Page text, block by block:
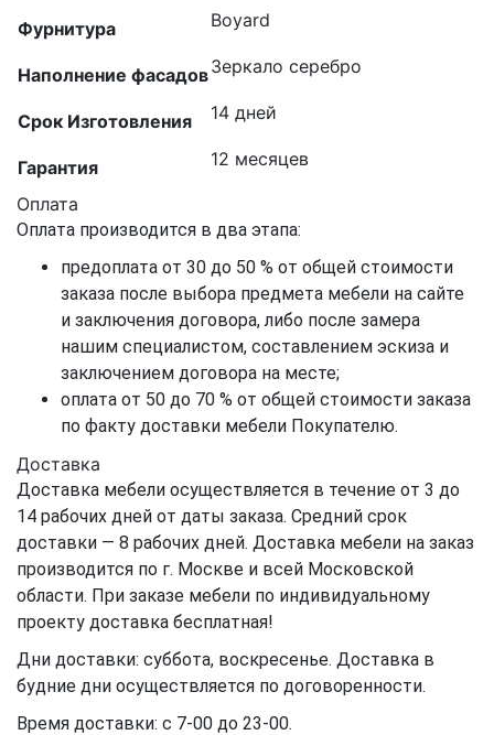
Фурнитура Boyard
Наполнение фасадовЗеркало серебро
Срок Изготовления 14 дней
Гарантия 12 месяцев
Оплата
Оплата производится в два этапа:
предоплата от 30 до 50 % от общей стоимости
заказа после выбора предмета мебели на сайте
и заключения договора, либо после замера
нашим специалистом, составлением эскиза и
заключением договора на месте;
оплата от 50 до 70 % от общей стоимости заказа
по факту доставки мебели Покупателю.
Доставка
Доставка мебели осуществляется в течение от 3 до
14 рабочих дней от даты заказа. Средний срок
доставки — 8 рабочих дней. Доставка мебели на заказ
производится по г. Москве и всей Московской
области. При заказе мебели по индивидуальному
проекту доставка бесплатная!
Дни доставки: суббота, воскресенье. Доставка в
будние дни осуществляется по договоренности.
Время доставки: с 7-00 до 23-00.